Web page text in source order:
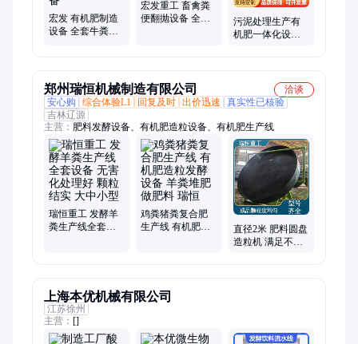
宏发 有机肥制造
设备 全套牛粪猪
宏发重工 畜禽粪
便翻抛设备 全自
污泥处理生产有
机肥一体化设备
郑州瑞恒机械制造有限公司
洽谈
安心购
综合体验L1 回复及时 出价迅速
真实性已核验
吉林辽源
主营： 肥料发酵设备、有机肥造粒设备、有机肥生产线
瑞恒重工 发酵羊
粪生产线全套设
鸡粪猪粪复合肥
生产线 有机肥造
直径2米 肥料圆盘
造粒机 满足不同
上海本优机械有限公司
江苏徐州
主营： []